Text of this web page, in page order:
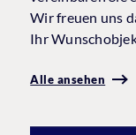
Wir freuen uns
Ihr
Alle ansehen